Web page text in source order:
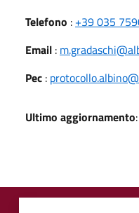
Telefono : +39 035
Email :
Pec :
Ultimo aggiornamento